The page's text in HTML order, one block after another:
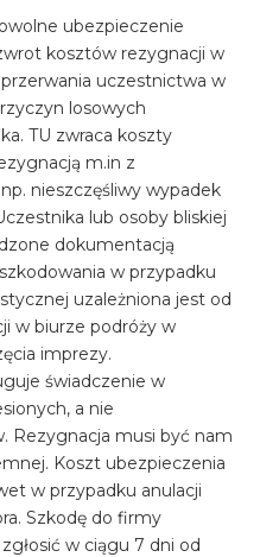
ubezpieczenie
kosztów rezygnacji w
uczestnictwa w
losowych
TU zwraca koszty
m.in z
nieszczęśliwy wypadek
lub osoby bliskiej
dokumentacją
w przypadku
uzależniona jest od
w biurze podróży w
imprezy.
świadczenie w
a nie
Rezygnacja musi być nam
Koszt ubezpieczenia
w przypadku anulacji
Szkodę do firmy
w ciągu 7 dni od